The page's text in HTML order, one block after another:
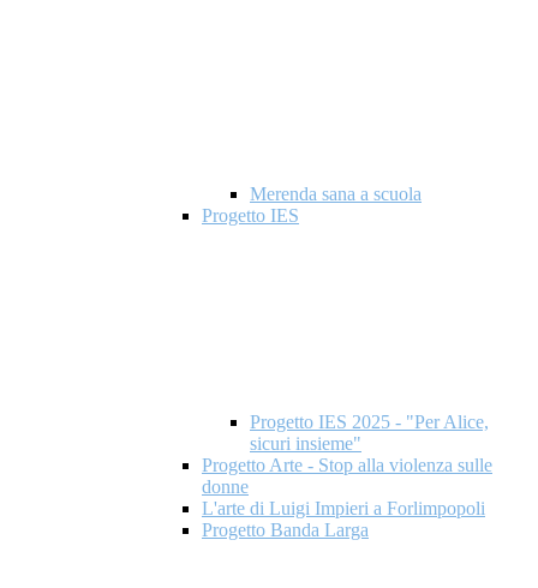
Merenda sana a scuola
Progetto IES
Progetto IES 2025 - "Per Alice,
sicuri insieme"
Progetto Arte - Stop alla violenza sulle
donne
L'arte di Luigi Impieri a Forlimpopoli
Progetto Banda Larga